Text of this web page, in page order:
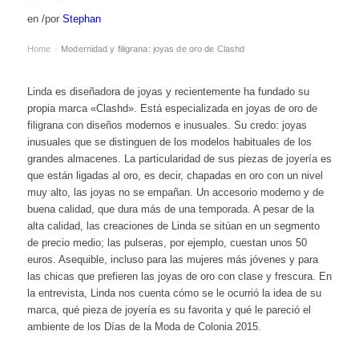
en /por Stephan
Home › Modernidad y filigrana: joyas de oro de Clashd
Linda es diseñadora de joyas y recientemente ha fundado su
propia marca «Clashd». Está especializada en joyas de oro de
filigrana con diseños modernos e inusuales. Su credo: joyas
inusuales que se distinguen de los modelos habituales de los
grandes almacenes. La particularidad de sus piezas de joyería es
que están ligadas al oro, es decir, chapadas en oro con un nivel
muy alto, las joyas no se empañan. Un accesorio moderno y de
buena calidad, que dura más de una temporada. A pesar de la
alta calidad, las creaciones de Linda se sitúan en un segmento
de precio medio; las pulseras, por ejemplo, cuestan unos 50
euros. Asequible, incluso para las mujeres más jóvenes y para
las chicas que prefieren las joyas de oro con clase y frescura. En
la entrevista, Linda nos cuenta cómo se le ocurrió la idea de su
marca, qué pieza de joyería es su favorita y qué le pareció el
ambiente de los Días de la Moda de Colonia 2015.